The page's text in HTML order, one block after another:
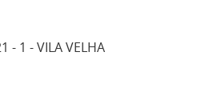
- 1 - VILA VELHA